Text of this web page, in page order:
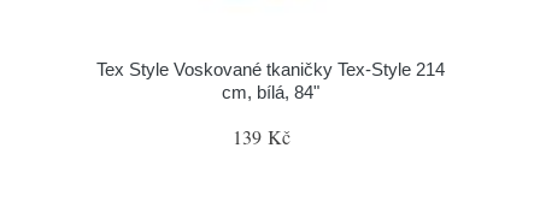
Tex Style Voskované tkaničky Tex-Style 214
cm, bílá, 84"
139 Kč